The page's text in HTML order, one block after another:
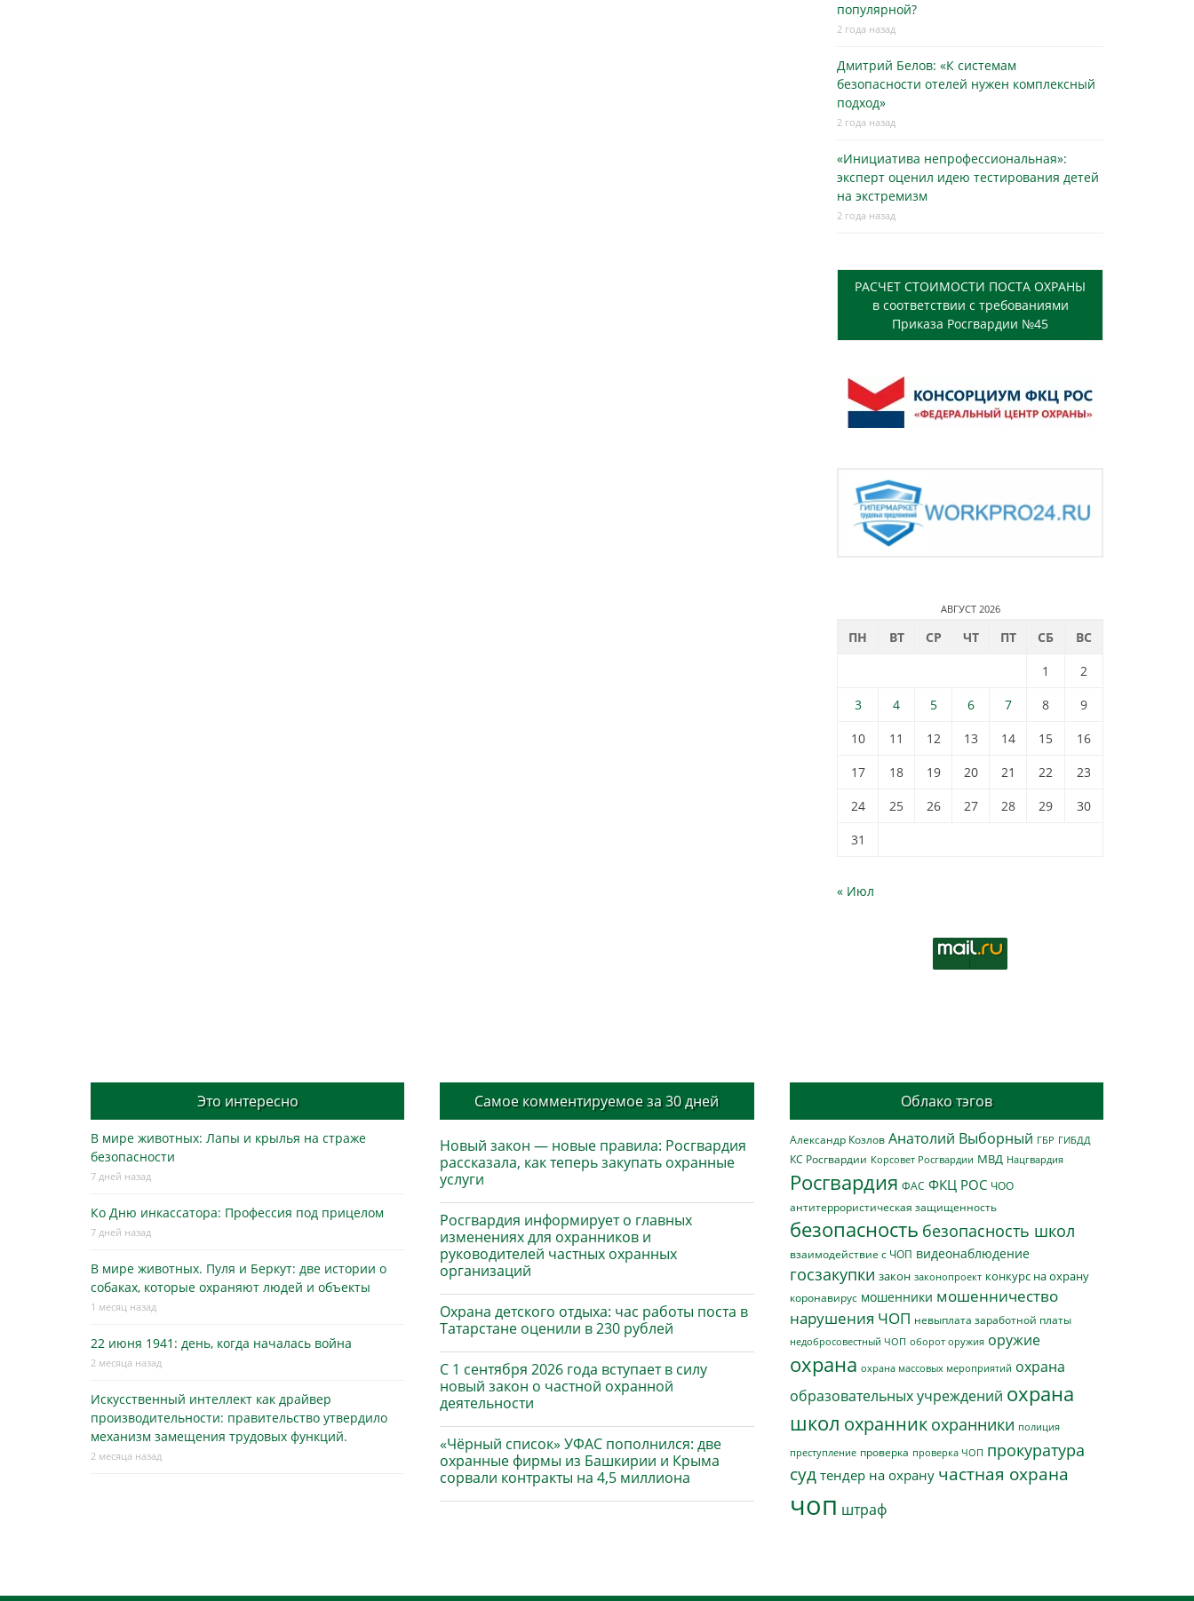
популярной?
2 года назад
Дмитрий Белов: «К системам
безопасности отелей нужен комплексный
подход»
2 года назад
«Инициатива непрофессиональная»:
эксперт оценил идею тестирования детей
на экстремизм
2 года назад
РАСЧЕТ СТОИМОСТИ ПОСТА ОХРАНЫ
в соответствии с требованиями
Приказа Росгвардии №45
АВГУСТ 2026
ПН ВТ СР ЧТ ПТ СБ
ВС
1
2
3
4 5 6 7 8
9
10
11 12 13 14 15
16
17
18 19 20 21 22
23
24
25 26 27 28 29
30
31
« Июл
Это интересно
В мире животных: Лапы и крылья на страже
безопасности
7 дней назад
Ко Дню инкассатора: Профессия под прицелом
7 дней назад
В мире животных. Пуля и Беркут: две истории о
собаках, которые охраняют людей и объекты
1 месяц назад
22 июня 1941: день, когда началась война
2 месяца назад
Искусственный интеллект как драйвер
производительности: правительство утвердило
механизм замещения трудовых функций.
2 месяца назад
Самое комментируемое за 30 дней
Новый закон — новые правила: Росгвардия
рассказала, как теперь закупать охранные
услуги
Росгвардия информирует о главных
изменениях для охранников и
руководителей частных охранных
организаций
Охрана детского отдыха: час работы поста в
Татарстане оценили в 230 рублей
С 1 сентября 2026 года вступает в силу
новый закон о частной охранной
деятельности
«Чёрный список» УФАС пополнился: две
охранные фирмы из Башкирии и Крыма
сорвали контракты на 4,5 миллиона
Облако тэгов
Александр Козлов Анатолий Выборный ГБР ГИБДД
КС Росгвардии Корсовет Росгвардии МВД Нацгвардия
Росгвардия ФАС ФКЦ РОС ЧОО
антитеррористическая защищенность
безопасность безопасность школ
взаимодействие с ЧОП видеонаблюдение
госзакупки закон законопроект конкурс на охрану
коронавирус мошенники мошенничество
нарушения ЧОП невыплата заработной платы
недобросовестный ЧОП оборот оружия оружие
охрана охрана массовых мероприятий охрана
образовательных учреждений охрана
школ охранник охранники полиция
преступление проверка проверка ЧОП прокуратура
суд тендер на охрану частная охрана
чоп штраф